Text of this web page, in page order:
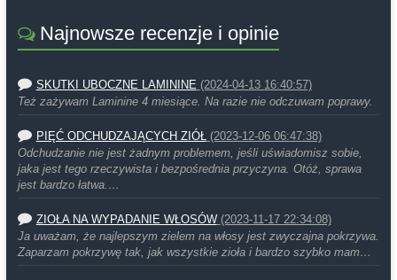
Najnowsze recenzje i opinie
SKUTKI UBOCZNE LAMININE (2024-04-13 16:40:57)
Też zażywam Laminine 4 miesiące. Na razie nie odczuwam poprawy.
PIĘĆ ODCHUDZAJĄCYCH ZIÓŁ (2023-12-06 06:47:38)
Odchudzanie nie jest żadnym problemem, jeśli uświadomisz sobie,
jaka jest tego rzeczywista i bezpośrednia przyczyna. Otóż, sprawa
jest bardzo łatwa.…
ZIOŁA NA WYPADANIE WŁOSÓW (2023-11-17 22:34:08)
Ja uważam, że najlepszym zielem na włosy jest zwyczajna pokrzywa.
Zaparzam pokrzywę tak, jak wszystkie zioła i bardzo szybko mam…